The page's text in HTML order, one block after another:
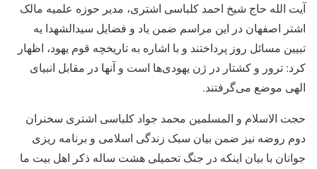
آیت الله حاج شیخ احمد کلباسی اشتری، مدیر حوزه علمیه مالک
اشتر اصفهان در این مراسم ضمن یاد و فضایل سیدالشهدا یه
تبیین مسائل روز پرداختند و با اشاره به تاریخچه قوم یهود، اظهار
کرد: ترور و کشتار در ژن یهودی‌ها است و آنها در مقابل انبیای
الهی موضع می‌گرفتند.
حجت الاسلام و المسلمین محمد جواد کلباسی اشتری سخنران
دوم روضه نیز ضمن بیان سبک زندگی اسلامی و برنامه ریزی
جوانان با بیان اینکه در جنگ تحمیلی هشت ساله ذکر اهل بیت ما